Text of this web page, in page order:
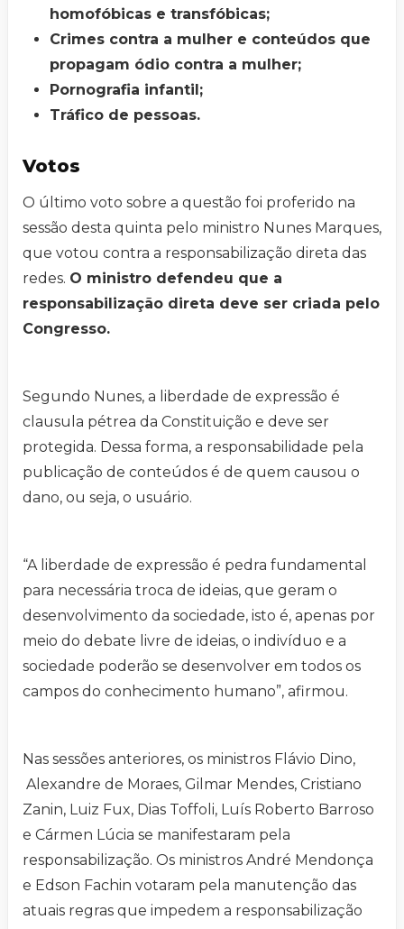
homofóbicas e transfóbicas;
Crimes contra a mulher e conteúdos que
propagam ódio contra a mulher;
Pornografia infantil;
Tráfico de pessoas.
Votos
O último voto sobre a questão foi proferido na
sessão desta quinta pelo ministro Nunes Marques,
que votou contra a responsabilização direta das
redes. O ministro defendeu que a
responsabilização direta deve ser criada pelo
Congresso.
Segundo Nunes, a liberdade de expressão é
clausula pétrea da Constituição e deve ser
protegida. Dessa forma, a responsabilidade pela
publicação de conteúdos é de quem causou o
dano, ou seja, o usuário.
“A liberdade de expressão é pedra fundamental
para necessária troca de ideias, que geram o
desenvolvimento da sociedade, isto é, apenas por
meio do debate livre de ideias, o indivíduo e a
sociedade poderão se desenvolver em todos os
campos do conhecimento humano”, afirmou.
Nas sessões anteriores, os ministros Flávio Dino,
Alexandre de Moraes, Gilmar Mendes, Cristiano
Zanin, Luiz Fux, Dias Toffoli, Luís Roberto Barroso
e Cármen Lúcia se manifestaram pela
responsabilização. Os ministros André Mendonça
e Edson Fachin votaram pela manutenção das
atuais regras que impedem a responsabilização